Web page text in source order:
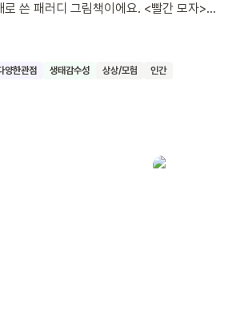
로 쓴 패러디 그림책이에요. <빨간 모자>
대로 늑대가 빨간 모자를 피해 도망다녀요.
사냥하려 하거든요. 그런데 늑대를 찾아 숲을
림책, <늑대를 잡으러 간 빨간 모자>를
더불어 살아가는 존재로서 책임감을 길러요.
양한관점 생태감수성 상상/모험 인간